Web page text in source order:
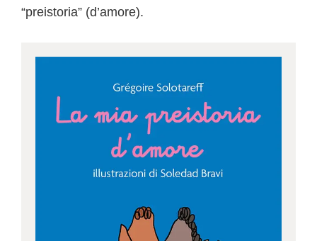
“preistoria” (d’amore).